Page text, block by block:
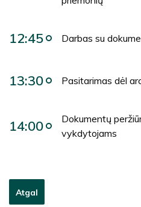
12:45 Darbas su
13:30 Pasitarimas dėl
14:00
Dokumentų
vykdytojams
Atgal